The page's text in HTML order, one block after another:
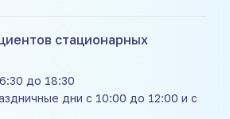
стационарных
до 18:30
дни с 10:00 до 12:00 и с